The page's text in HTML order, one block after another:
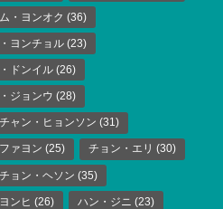
・ヨンオク (36)
ヨンチョル (23)
ドンイル (26)
ジョンウ (28)
チャン・ヒョンソン (31)
ァヨン (25) チョン・エリ (30)
チョン・ヘソン (35)
ンヒ (26) ハン・ジニ (23)